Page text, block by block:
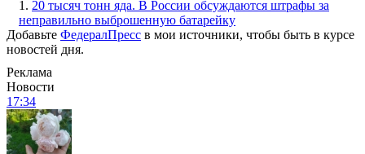
1. 20 тысяч тонн яда. В России обсуждаются штрафы за
неправильно выброшенную батарейку
Добавьте ФедералПресс в мои источники, чтобы быть в курсе
новостей дня.
Реклама
Новости
17:34